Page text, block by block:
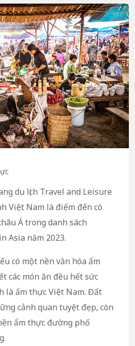
du lịch Travel and Leisure
Việt Nam là điểm đến có
Á trong danh sách
Asia năm 2023.
có một nền văn hóa ẩm
các món ăn đều hết sức
là ẩm thực Việt Nam. Đất
cảnh quan tuyệt đẹp, còn
ẩm thực đường phố